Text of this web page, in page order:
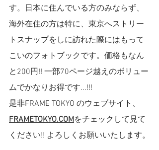
す。日本に住んでいる方のみならず、
海外在住の方は特に、東京へストリー
トスナップをしに訪れた際にはもって
こいのフォトブックです。価格もなん
と200円!! 一部70ページ越えのボリュー
ムでかなりお得です...!!!
是非FRAME TOKYO のウェブサイト、
FRAMETOKYO.COMをチェックして見て
ください!! よろしくお願いいたします。